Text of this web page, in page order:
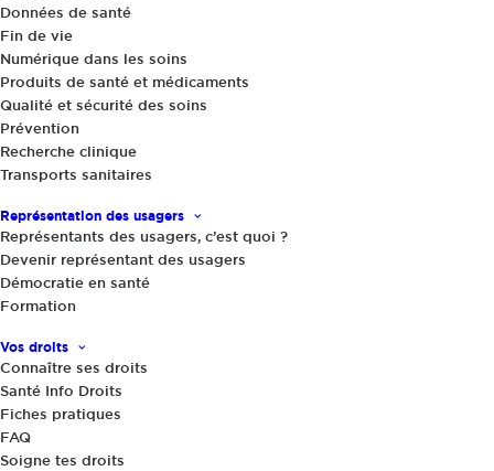
Données de santé
Fin de vie
Numérique dans les soins
Produits de santé et médicaments
Qualité et sécurité des soins
Prévention
Recherche clinique
Transports sanitaires
Représentation des usagers
Représentants des usagers, c’est quoi ?
Devenir représentant des usagers
Démocratie en santé
Formation
Vos droits
Connaître ses droits
Santé Info Droits
Fiches pratiques
FAQ
Soigne tes droits